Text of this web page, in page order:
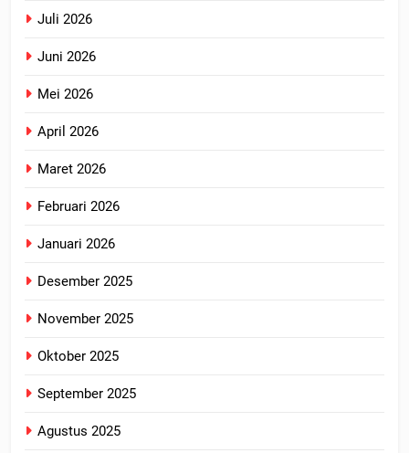
Juli 2026
Juni 2026
Mei 2026
April 2026
Maret 2026
Februari 2026
Januari 2026
Desember 2025
November 2025
Oktober 2025
September 2025
Agustus 2025